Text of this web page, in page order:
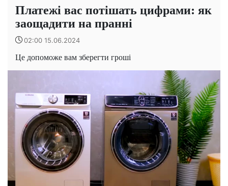
Платежі вас потішать цифрами: як
заощадити на пранні
02:00 15.06.2024
Це допоможе вам зберегти гроші